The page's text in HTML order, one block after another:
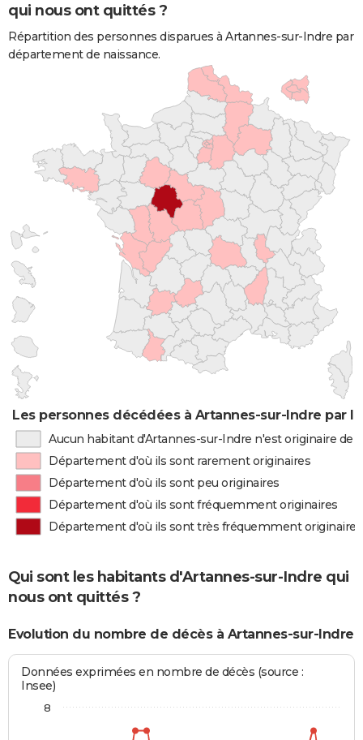
qui nous ont quittés ?
Répartition des personnes disparues à Artannes-sur-Indre par
département de naissance.
Les personnes décédées à Artannes-sur-Indre par
Aucun habitant d'Artannes-sur-Indre n'est originaire de
Département d'où ils sont rarement originaires
Département d'où ils sont peu originaires
Département d'où ils sont fréquemment originaires
Département d'où ils sont très fréquemment originaires
Qui sont les habitants d'Artannes-sur-Indre qui
nous ont quittés ?
Evolution du nombre de décès à Artannes-sur-Indre
Données exprimées en nombre de décès (source :
Insee)
8